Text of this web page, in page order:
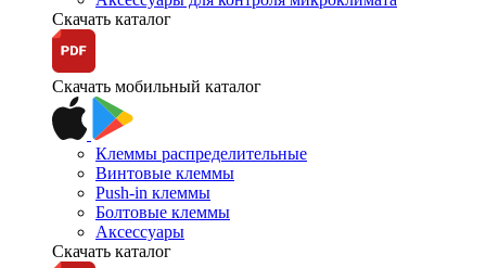
Скачать каталог
Скачать мобильный каталог
Клеммы распределительные
Винтовые клеммы
Push-in клеммы
Болтовые клеммы
Аксессуары
Скачать каталог